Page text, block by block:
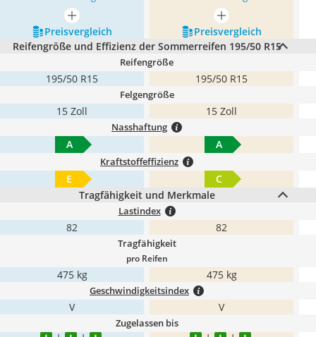
mehr anzeigen
mehr anzeigen
Preis­vergleich
Preis­vergleich
Reifengröße und Effizienz der Sommerreifen 195/50 R15
Reifengröße
195/50 R15 195/50 R15
Felgengröße
15 Zoll 15 Zoll
Nasshaftung
A A
Kraftstoffeffizienz
E
C
Tragfähigkeit und Merkmale
Lastindex
82 82
Tragfähigkeit
pro Reifen
475 kg 475 kg
Geschwindigkeitsindex
V V
Zugelassen bis